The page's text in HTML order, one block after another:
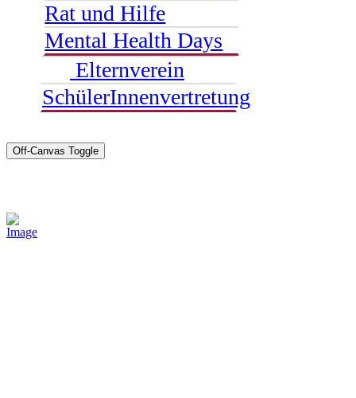
Rat und Hilfe
Mental Health Days
Elternverein
SchülerInnenvertretung
Off-Canvas Toggle